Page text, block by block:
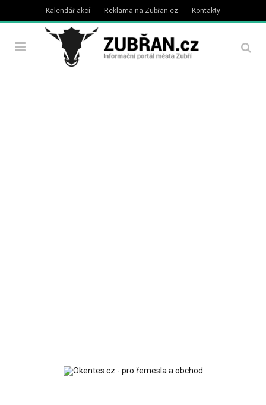
Kalendář akcí Reklama na Zubřan.cz Kontakty